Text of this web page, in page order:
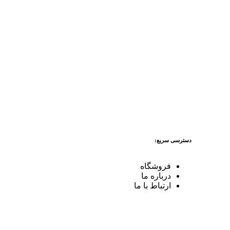
دسترسی سریع:
فروشگاه
درباره ما
ارتباط با ما